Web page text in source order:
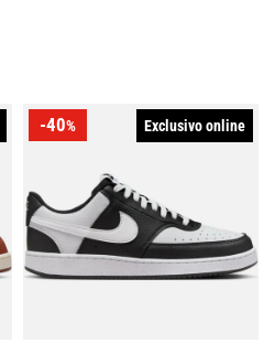
-40% Exclusivo online